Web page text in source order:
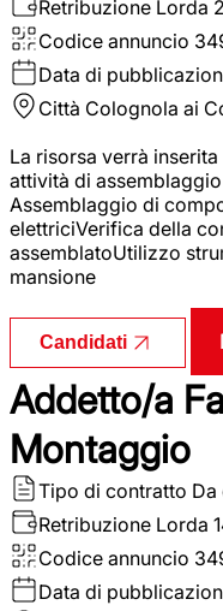
Retribuzione Lorda
Codice annuncio
Data di
Città Colognola ai
La risorsa verrà
attività di
Assemblaggio di
elettriciVerifica della
assemblatoUtilizzo
mansione
Candidati
Addetto/a
Montaggio
Tipo di contratto Da
Retribuzione Lorda
Codice annuncio
Data di